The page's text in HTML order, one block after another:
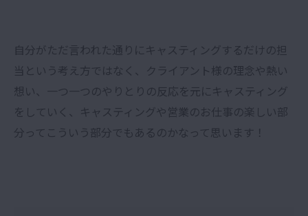
自分がただ言われた通りにキャスティングするだけの担
当という考え方ではなく、クライアント様の理念や熱い
想い、一つ一つのやりとりの反応を元にキャスティング
をしていく、キャスティングや営業のお仕事の楽しい部
分ってこういう部分でもあるのかなって思います！